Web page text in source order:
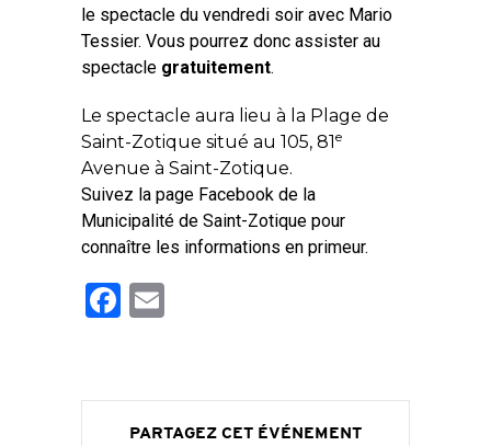
le spectacle du vendredi soir avec Mario
Tessier. Vous pourrez donc assister au
spectacle gratuitement.
Le spectacle aura lieu à la Plage de
Saint-Zotique situé au 105, 81e
Avenue à Saint-Zotique.
Suivez la page Facebook de la
Municipalité de Saint-Zotique pour
connaître les informations en primeur.
Facebook
PARTAGEZ CET ÉVÉNEMENT